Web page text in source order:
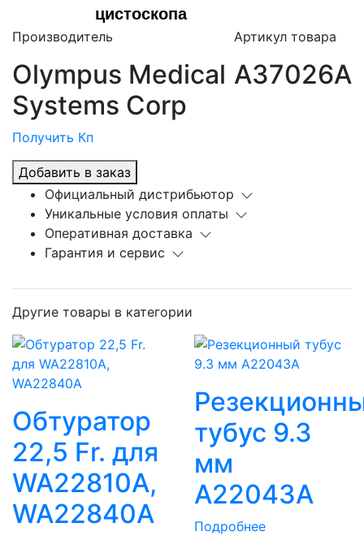
цистоскопа
Производитель
Olympus Medical
Systems Corp
Артикул товара
A37026A
Получить Кп
Добавить в заказ
Официальный дистрибьютор
Уникальные условия оплаты
Оперативная доставка
Гарантия и сервис
Другие товары в категории
Обтуратор
22,5 Fr. для
WA22810A,
WA22840A
тубус 9.3
мм
A22043A
Подробнее